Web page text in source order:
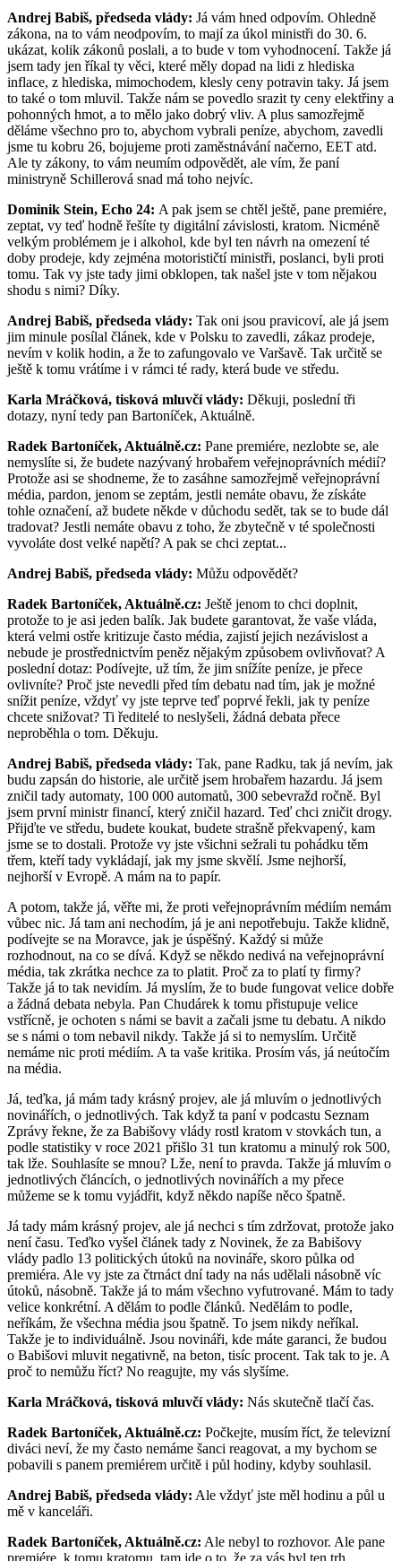
Andrej Babiš, předseda vlády: Já vám hned odpovím. Ohledně
zákona, na to vám neodpovím, to mají za úkol ministři do 30. 6.
ukázat, kolik zákonů poslali, a to bude v tom vyhodnocení. Takže já
jsem tady jen říkal ty věci, které měly dopad na lidi z hlediska
inflace, z hlediska, mimochodem, klesly ceny potravin taky. Já jsem
to také o tom mluvil. Takže nám se povedlo srazit ty ceny elektřiny a
pohonných hmot, a to mělo jako dobrý vliv. A plus samozřejmě
děláme všechno pro to, abychom vybrali peníze, abychom, zavedli
jsme tu kobru 26, bojujeme proti zaměstnávání načerno, EET atd.
Ale ty zákony, to vám neumím odpovědět, ale vím, že paní
ministryně Schillerová snad má toho nejvíc.
Dominik Stein, Echo 24: A pak jsem se chtěl ještě, pane premiére,
zeptat, vy teď hodně řešíte ty digitální závislosti, kratom. Nicméně
velkým problémem je i alkohol, kde byl ten návrh na omezení té
doby prodeje, kdy zejména motorističtí ministři, poslanci, byli proti
tomu. Tak vy jste tady jimi obklopen, tak našel jste v tom nějakou
shodu s nimi? Díky.
Andrej Babiš, předseda vlády: Tak oni jsou pravicoví, ale já jsem
jim minule posílal článek, kde v Polsku to zavedli, zákaz prodeje,
nevím v kolik hodin, a že to zafungovalo ve Varšavě. Tak určitě se
ještě k tomu vrátíme i v rámci té rady, která bude ve středu.
Karla Mráčková, tisková mluvčí vlády: Děkuji, poslední tři
dotazy, nyní tedy pan Bartoníček, Aktuálně.
Radek Bartoníček, Aktuálně.cz: Pane premiére, nezlobte se, ale
nemyslíte si, že budete nazývaný hrobařem veřejnoprávních médií?
Protože asi se shodneme, že to zasáhne samozřejmě veřejnoprávní
média, pardon, jenom se zeptám, jestli nemáte obavu, že získáte
tohle označení, až budete někde v důchodu sedět, tak se to bude dál
tradovat? Jestli nemáte obavu z toho, že zbytečně v té společnosti
vyvoláte dost velké napětí? A pak se chci zeptat...
Andrej Babiš, předseda vlády: Můžu odpovědět?
Radek Bartoníček, Aktuálně.cz: Ještě jenom to chci doplnit,
protože to je asi jeden balík. Jak budete garantovat, že vaše vláda,
která velmi ostře kritizuje často média, zajistí jejich nezávislost a
nebude je prostřednictvím peněz nějakým způsobem ovlivňovat? A
poslední dotaz: Podívejte, už tím, že jim snížíte peníze, je přece
ovlivníte? Proč jste nevedli před tím debatu nad tím, jak je možné
snížit peníze, vždyť vy jste teprve teď poprvé řekli, jak ty peníze
chcete snižovat? Ti ředitelé to neslyšeli, žádná debata přece
neproběhla o tom. Děkuju.
Andrej Babiš, předseda vlády: Tak, pane Radku, tak já nevím, jak
budu zapsán do historie, ale určitě jsem hrobařem hazardu. Já jsem
zničil tady automaty, 100 000 automatů, 300 sebevražd ročně. Byl
jsem první ministr financí, který zničil hazard. Teď chci zničit drogy.
Přijďte ve středu, budete koukat, budete strašně překvapený, kam
jsme se to dostali. Protože vy jste všichni sežrali tu pohádku těm
třem, kteří tady vykládají, jak my jsme skvělí. Jsme nejhorší,
nejhorší v Evropě. A mám na to papír.
A potom, takže já, věřte mi, že proti veřejnoprávním médiím nemám
vůbec nic. Já tam ani nechodím, já je ani nepotřebuju. Takže klidně,
podívejte se na Moravce, jak je úspěšný. Každý si může
rozhodnout, na co se dívá. Když se někdo nedivá na veřejnoprávní
média, tak zkrátka nechce za to platit. Proč za to platí ty firmy?
Takže já to tak nevidím. Já myslím, že to bude fungovat velice dobře
a žádná debata nebyla. Pan Chudárek k tomu přistupuje velice
vstřícně, je ochoten s námi se bavit a začali jsme tu debatu. A nikdo
se s námi o tom nebavil nikdy. Takže já si to nemyslím. Určitě
nemáme nic proti médiím. A ta vaše kritika. Prosím vás, já neútočím
na média.
Já, teďka, já mám tady krásný projev, ale já mluvím o jednotlivých
novinářích, o jednotlivých. Tak když ta paní v podcastu Seznam
Zprávy řekne, že za Babišovy vlády rostl kratom v stovkách tun, a
podle statistiky v roce 2021 přišlo 31 tun kratomu a minulý rok 500,
tak lže. Souhlasíte se mnou? Lže, není to pravda. Takže já mluvím o
jednotlivých článcích, o jednotlivých novinářích a my přece
můžeme se k tomu vyjádřit, když někdo napíše něco špatně.
Já tady mám krásný projev, ale já nechci s tím zdržovat, protože jako
není času. Teďko vyšel článek tady z Novinek, že za Babišovy
vlády padlo 13 politických útoků na novináře, skoro půlka od
premiéra. Ale vy jste za čtrnáct dní tady na nás udělali násobně víc
útoků, násobně. Takže já to mám všechno vyfutrované. Mám to tady
velice konkrétní. A dělám to podle článků. Nedělám to podle,
neříkám, že všechna média jsou špatně. To jsem nikdy neříkal.
Takže je to individuálně. Jsou novináři, kde máte garanci, že budou
o Babišovi mluvit negativně, na beton, tisíc procent. Tak tak to je. A
proč to nemůžu říct? No reagujte, my vás slyšíme.
Karla Mráčková, tisková mluvčí vlády: Nás skutečně tlačí čas.
Radek Bartoníček, Aktuálně.cz: Počkejte, musím říct, že televizní
diváci neví, že my často nemáme šanci reagovat, a my bychom se
pobavili s panem premiérem určitě i půl hodiny, kdyby souhlasil.
Andrej Babiš, předseda vlády: Ale vždyť jste měl hodinu a půl u
mě v kanceláři.
Radek Bartoníček, Aktuálně.cz: Ale nebyl to rozhovor. Ale pane
premiére, k tomu kratomu, tam jde o to, že za vás byl ten trh